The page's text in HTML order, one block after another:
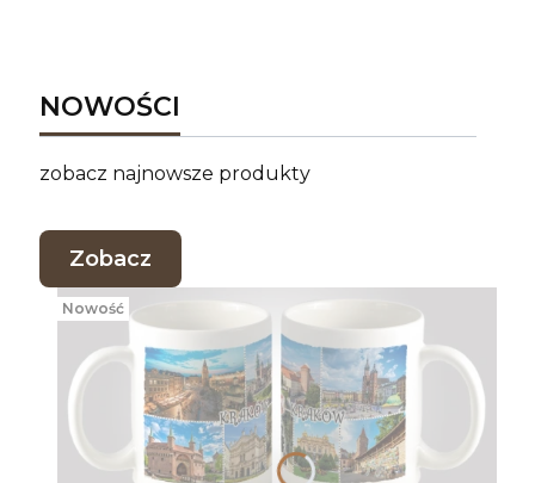
NOWOŚCI
zobacz najnowsze produkty
Zobacz
Nowość